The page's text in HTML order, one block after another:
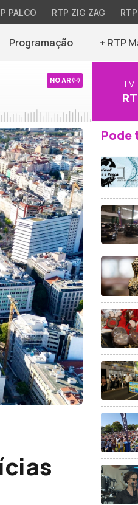
PALCO RTP ZIG ZAG
Programação + RTP
NO AR TV
Pode